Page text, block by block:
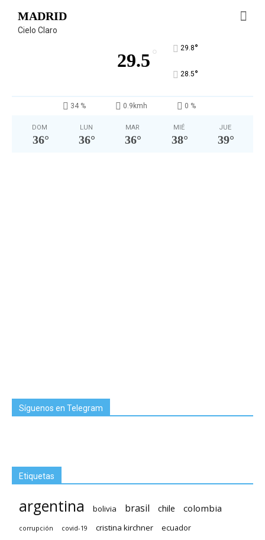
MADRID
Cielo Claro
29.5 ° 29.8°
28.5°
34 % 0.9kmh 0 %
DOM
36°
LUN
36°
MAR
36°
MIÉ
38°
JUE
39°
Síguenos en Telegram
Etiquetas
argentina bolivia brasil chile colombia
corrupción covid-19 cristina kirchner ecuador